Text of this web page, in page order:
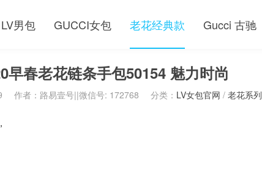
LV男包 GUCCI女包 老花经典款 Gucci 古驰
早春老花链条手包50154 魅力时尚
作者：路易壹号||微信号: 172768 分类： LV女包官网 / 老花系列